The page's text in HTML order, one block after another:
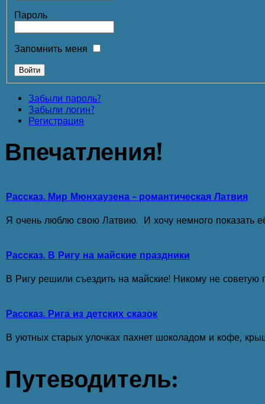
Пароль
Запомнить меня
Забыли пароль?
Забыли логин?
Регистрация
Впечатления!
Рассказ. Мир Мюнхаузена - романтическая Латвия
Я очень люблю свою Латвию. И хочу немного показать
Рассказ. В Ригу на майские праздники
В Ригу решили съездить на майские! Никому не советую
Рассказ. Рига из детских сказок
В уютных старых улочках пахнет шоколадом и кофе,
Путеводитель: